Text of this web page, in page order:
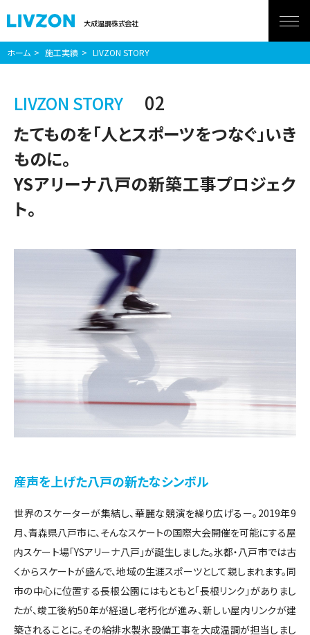
ホーム 施工実績 LIVZON STORY
LIVZON STORY 02
たてものを「人とスポーツをつなぐ」いき
ものに。
YSアリーナ八戸の新築工事プロジェク
ト。
産声を上げた八戸の新たなシンボル
世界のスケーターが集結し、華麗な競演を繰り広げるー。2019年9
月、青森県八戸市に、そんなスケートの国際大会開催を可能にする屋
内スケート場「YSアリーナ八戸」が誕生しました。氷都・八戸市では古
くからスケートが盛んで、地域の生涯スポーツとして親しまれます。同
市の中心に位置する長根公園にはもともと「長根リンク」がありまし
たが、竣工後約50年が経過し老朽化が進み、新しい屋内リンクが建
築されることに。その給排水製氷設備工事を大成温調が担当しまし